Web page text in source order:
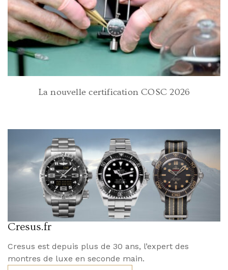
La nouvelle certification COSC 2026
Cresus.fr
Cresus est depuis plus de 30 ans, l’expert des
montres de luxe en seconde main.